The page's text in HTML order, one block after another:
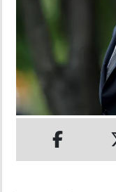
MULTIMEDIA
IMPRESO